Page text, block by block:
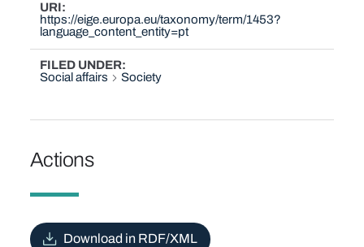
URI
https://eige.europa.eu/taxonomy/term/1453?
language_content_entity=pt
FILED UNDER
Social affairs
Society
Actions
Download in RDF/XML